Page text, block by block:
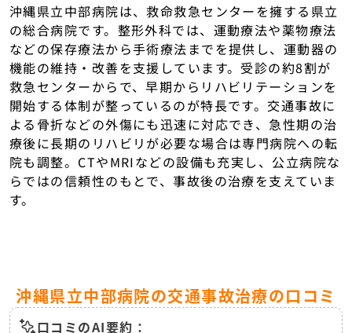
沖縄県立中部病院は、救命救急センターを擁する県立
の総合病院です。整形外科では、運動療法や薬物療法
などの保存療法から手術療法までを提供し、運動器の
機能の維持・改善を支援しています。受診の約8割が
救急センターからで、早期からリハビリテーションを
開始する体制が整っているのが特長です。交通事故に
よる骨折などの外傷にも迅速に対応でき、急性期の治
療後に長期のリハビリが必要な場合は専門病院への転
院も調整。CTやMRIなどの設備も充実し、公立病院な
らではの信頼性のもとで、事故後の治療を支えていま
す。
沖縄県立中部病院の交通事故治療の口コミ
口コミのAI要約：